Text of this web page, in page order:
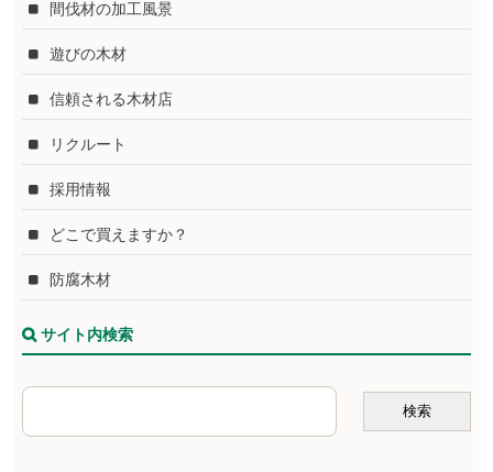
間伐材の加工風景
遊びの木材
信頼される木材店
リクルート
採用情報
どこで買えますか？
防腐木材
サイト内検索